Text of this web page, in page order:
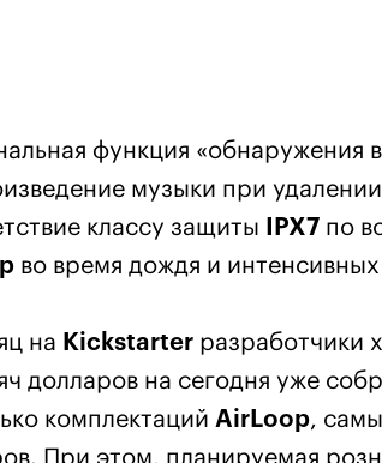
функция «обнаружения
музыки при
классу защиты
IPX7 по
во время дождя и
на Kickstarter разработчики
долларов на сегодня уже
комплектаций AirLoop,
При этом, планируемая